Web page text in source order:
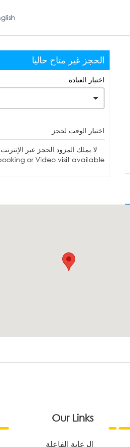
الحجز غير متاح حاليا
اختيار العيادة
اختيار الوقت لحجز
لا يملك المزود الحجز عبر
or Video visit available.
Our Links
الرعاية الفاعلة